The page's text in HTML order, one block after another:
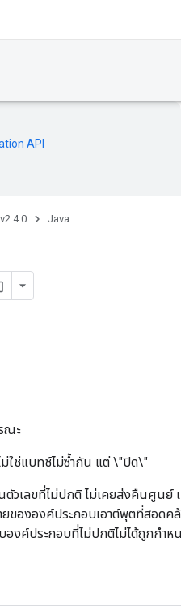
API
Java
ณะ
ใช่แบทช์ไม่ซ้ำกัน แต่ \"ปิด\"
ตัวเลขที่ไม่ปกติ ไม่เคยส่งคืนศูน
ยขององค์ประกอบเอาต์พุตที่สอ
องค์ประกอบที่ไม่ปกติไม่ได้ถูกกำห